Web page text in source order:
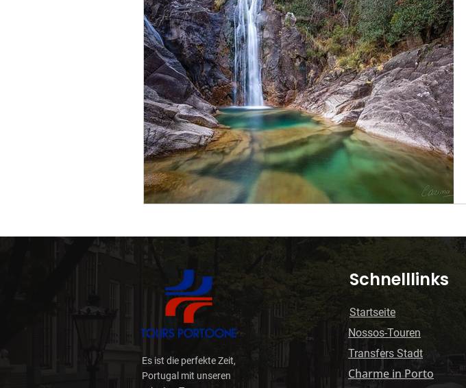
Natur in ihrem reinsten Zustand. Portugals
Tradition & Zukunft Kulturerbe Architektur
Nachhaltigkeit Digitale Gesundheit Grüne
Reiseplanung Reisen in Portugal lissabon-
Wild Weinschatz
Es ist die perfekte Zeit,
Portugal mit unseren
​Schnelllinks
Startseite
Nossos-Touren
​Transfers Stadt
Charme in Porto